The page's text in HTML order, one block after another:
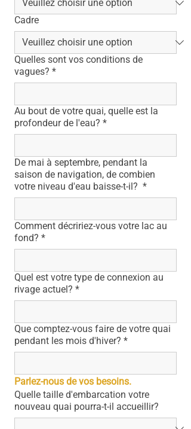
Cadre
Quelles sont vos conditions de
vagues? *
Au bout de votre quai, quelle est la
profondeur de l'eau? *
De mai à septembre, pendant la
saison de navigation, de combien
votre niveau d'eau baisse-t-il? *
Comment décririez-vous votre lac au
fond? *
Quel est votre type de connexion au
rivage actuel? *
Que comptez-vous faire de votre quai
pendant les mois d'hiver? *
Parlez-nous de vos besoins.
Quelle taille d'embarcation votre
nouveau quai pourra-t-il accueillir?